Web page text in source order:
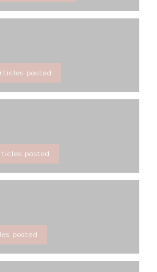
posted
posted
posted